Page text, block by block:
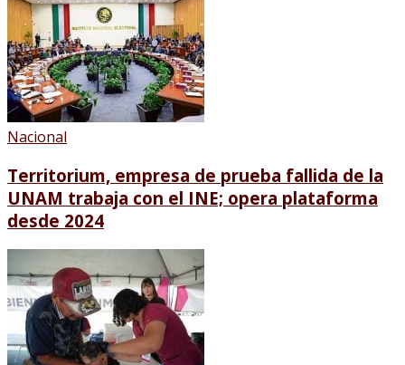
Nacional
Territorium, empresa de prueba fallida de la
UNAM trabaja con el INE; opera plataforma
desde 2024